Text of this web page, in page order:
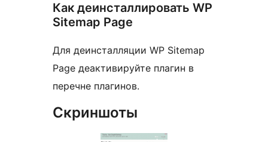
Как деинсталлировать WP
Sitemap Page
Для деинсталляции WP Sitemap
Page деактивируйте плагин в
перечне плагинов.
Скриншоты